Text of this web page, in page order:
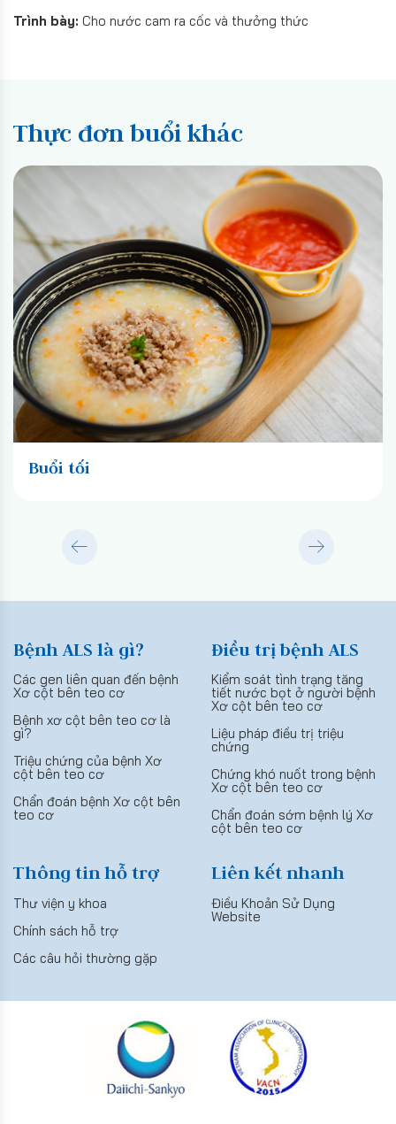
Trình bày: Cho nước cam ra cốc và thưởng thức
Thực đơn buổi khác
Buổi tối
Bệnh ALS là gì?
Các gen liên quan đến bệnh
Xơ cột bên teo cơ
Bệnh xơ cột bên teo cơ là
gì?
Triệu chứng của bệnh Xơ
cột bên teo cơ
Chẩn đoán bệnh Xơ cột bên
teo cơ
Điều trị bệnh ALS
Kiểm soát tình trạng tăng
tiết nước bọt ở người bệnh
Xơ cột bên teo cơ
Liệu pháp điều trị triệu
chứng
Chứng khó nuốt trong bệnh
Xơ cột bên teo cơ
Chẩn đoán sớm bệnh lý Xơ
cột bên teo cơ
Thông tin hỗ trợ
Thư viện y khoa
Chính sách hỗ trợ
Các câu hỏi thường gặp
Liên kết nhanh
Điều Khoản Sử Dụng
Website